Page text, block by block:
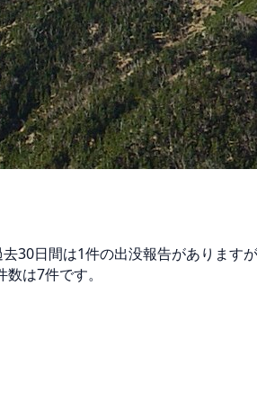
日間は1件の出没報告があります
は7件です。